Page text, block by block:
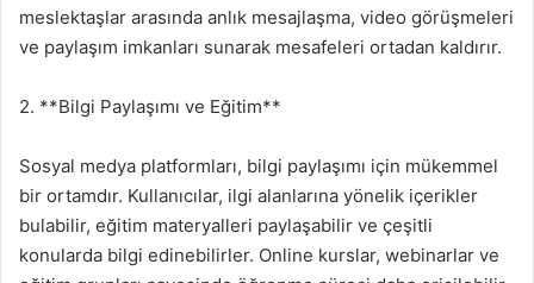
meslektaşlar arasında anlık mesajlaşma, video görüşmeleri
ve paylaşım imkanları sunarak mesafeleri ortadan kaldırır.
2. **Bilgi Paylaşımı ve Eğitim**
Sosyal medya platformları, bilgi paylaşımı için mükemmel
bir ortamdır. Kullanıcılar, ilgi alanlarına yönelik içerikler
bulabilir, eğitim materyalleri paylaşabilir ve çeşitli
konularda bilgi edinebilirler. Online kurslar, webinarlar ve